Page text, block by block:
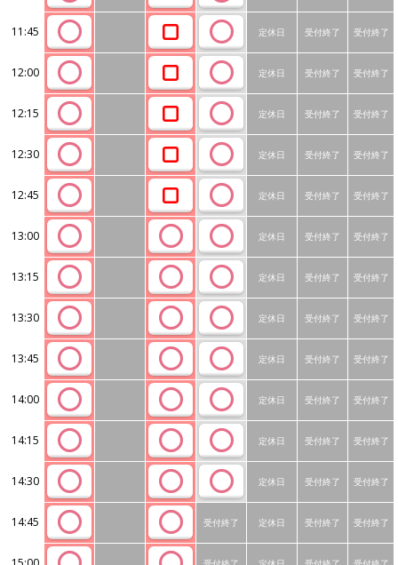
11:45 定休日 受付終了 受付終了
12:00 定休日 受付終了 受付終了
12:15 定休日 受付終了 受付終了
12:30 定休日 受付終了 受付終了
12:45 定休日 受付終了 受付終了
13:00 定休日 受付終了 受付終了
13:15 定休日 受付終了 受付終了
13:30 定休日 受付終了 受付終了
13:45 定休日 受付終了 受付終了
14:00 定休日 受付終了 受付終了
14:15 定休日 受付終了 受付終了
14:30 定休日 受付終了 受付終了
14:45 受付終了 定休日 受付終了 受付終了